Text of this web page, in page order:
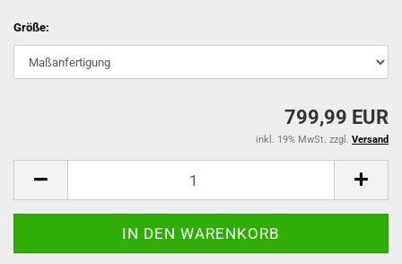
Größe:
799,99 EUR
inkl. 19% MwSt. zzgl. Versand